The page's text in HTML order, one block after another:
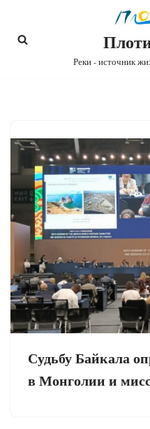
Перейти
Реки - источник
Судьбу Байкала
в Монголии и